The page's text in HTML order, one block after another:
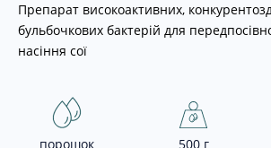
Препарат високоактивних,
бульбочкових бактерій для
насіння сої
порошок 500 г